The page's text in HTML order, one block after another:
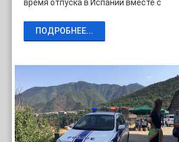
время отпуска в Испании вместе с
ПОДРОБНЕЕ...